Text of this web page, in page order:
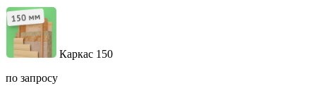
Каркас 150
по запросу